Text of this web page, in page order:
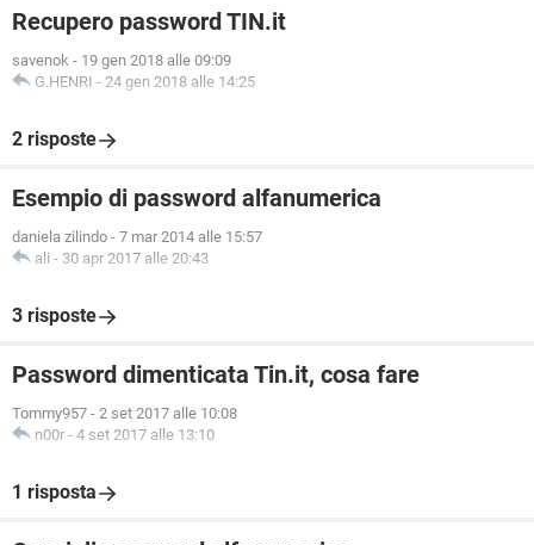
Recupero password TIN.it
savenok - 19 gen 2018 alle 09:09
G.HENRI - 24 gen 2018 alle 14:25
2 risposte
Esempio di password alfanumerica
daniela zilindo - 7 mar 2014 alle 15:57
ali - 30 apr 2017 alle 20:43
3 risposte
Password dimenticata Tin.it, cosa fare
Tommy957 - 2 set 2017 alle 10:08
n00r - 4 set 2017 alle 13:10
1 risposta